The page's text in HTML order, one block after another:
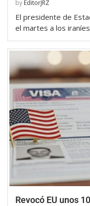
by EditorJRZ
El presidente de
el martes a los
Revocó EU unos